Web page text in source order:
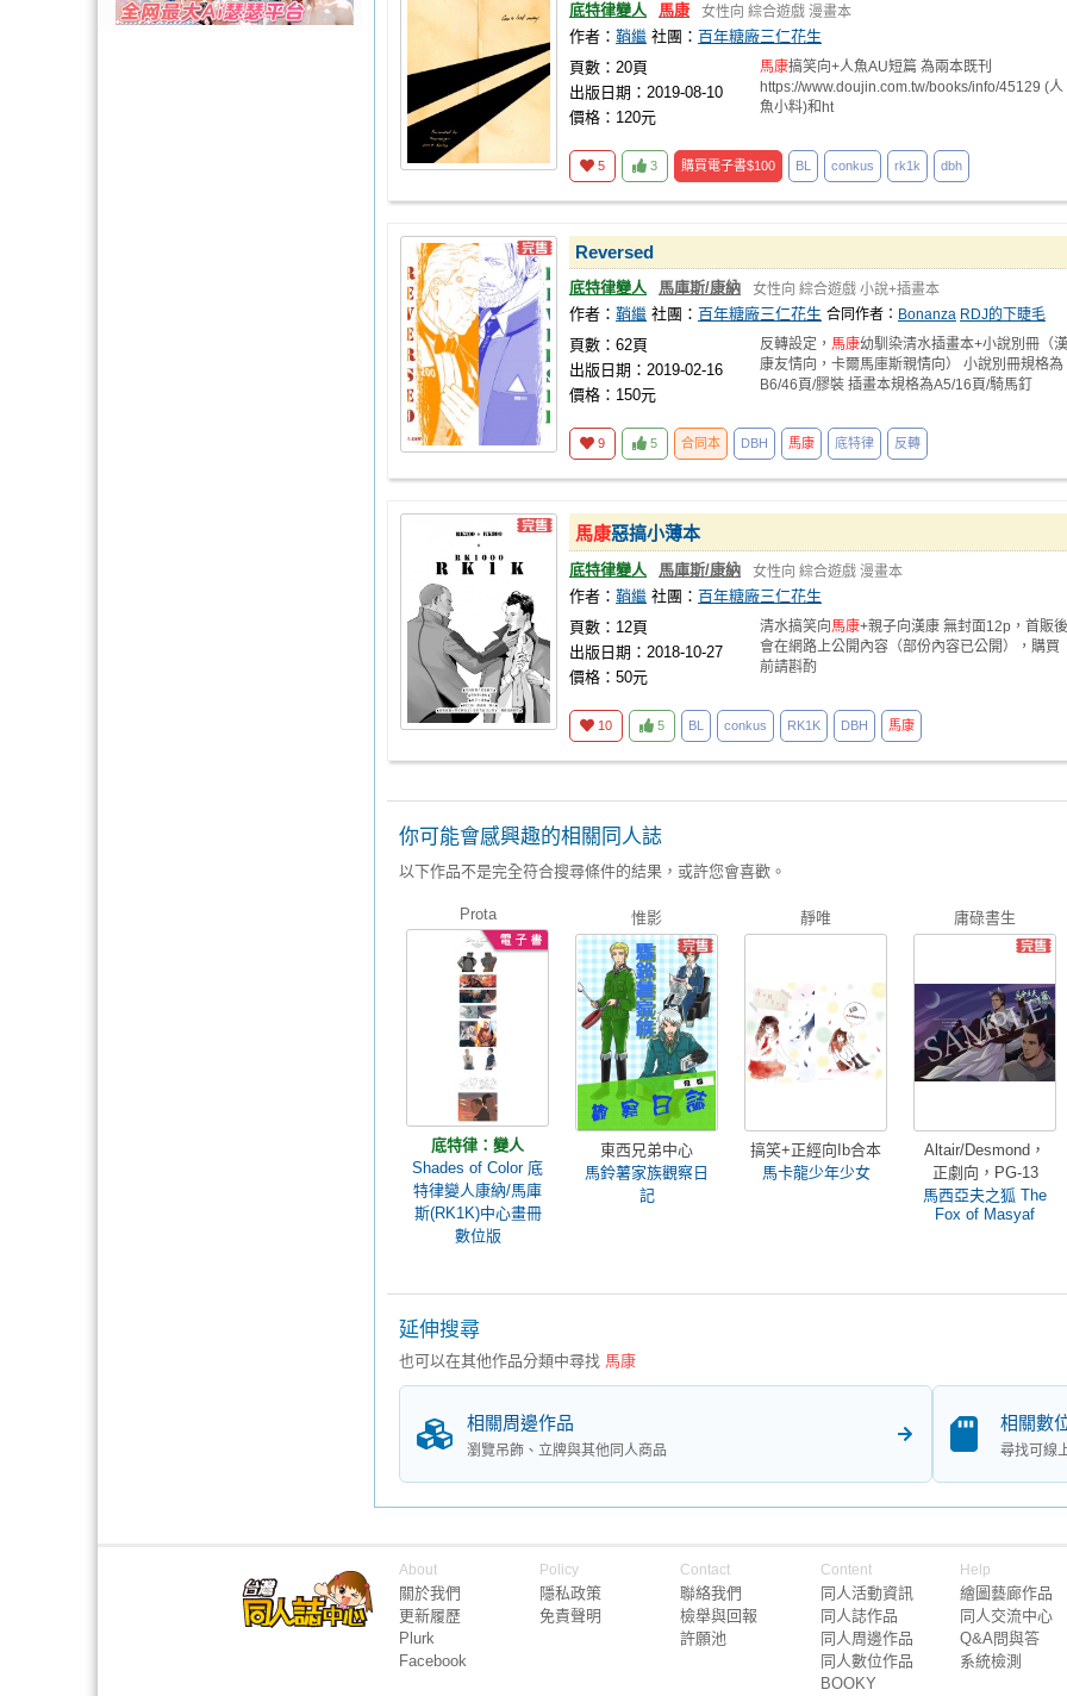
底特律變人 馬康 女性向 綜合遊戲 漫畫本
作者： 鞘繼 社團： 百年糖廠三仁花生
頁數：20頁
出版日期：2019-08-10
價格：120元
馬康搞笑向+人魚AU短篇 為兩本既刊
https://www.doujin.com.tw/books/info/45129 (人
魚小料)和ht
5 3 購買電子書$100 BL conkus rk1k dbh
Reversed
底特律變人 馬庫斯/康納 女性向 綜合遊戲 小說+插畫本
作者： 鞘繼 社團： 百年糖廠三仁花生 合同作者： Bonanza RDJ的下睫毛
頁數：62頁
出版日期：2019-02-16
價格：150元
反轉設定， 馬康幼馴染清水插畫本+小說別冊（漢
康友情向，卡爾馬庫斯親情向） 小說別冊規格為
B6/46頁/膠裝 插畫本規格為A5/16頁/騎馬釘
9 5 合同本 DBH 馬康 底特律 反轉
馬康惡搞小薄本
底特律變人 馬庫斯/康納 女性向 綜合遊戲 漫畫本
作者： 鞘繼 社團： 百年糖廠三仁花生
頁數：12頁
出版日期：2018-10-27
價格：50元
清水搞笑向 馬康+親子向漢康 無封面12p，首販後
會在網路上公開內容（部份內容已公開），購買
前請斟酌
10 5 BL conkus RK1K DBH 馬康
你可能會感興趣的相關同人誌
以下作品不是完全符合搜尋條件的結果，或許您會喜歡。
Prota
底特律：變人
Shades of Color 底
特律變人康納/馬庫
斯(RK1K)中心畫冊
數位版
惟影
東西兄弟中心
馬鈴薯家族觀察日
記
靜唯
搞笑+正經向Ib合本
馬卡龍少年少女
庸碌書生
Altair/Desmond，
正劇向，PG-13
馬西亞夫之狐 The
Fox of Masyaf
延伸搜尋
也可以在其他作品分類中尋找 馬康
相關周邊作品
瀏覽吊飾、立牌與其他同人商品
相關數
尋找可線
About
關於我們
更新履歷
Plurk
Facebook
Policy
隱私政策
免責聲明
Contact
聯絡我們
檢舉與回報
許願池
Content
同人活動資訊
同人誌作品
同人周邊作品
同人數位作品
BOOKY
Help
繪圖藝廊作品
同人交流中心
Q&A問與答
系統檢測